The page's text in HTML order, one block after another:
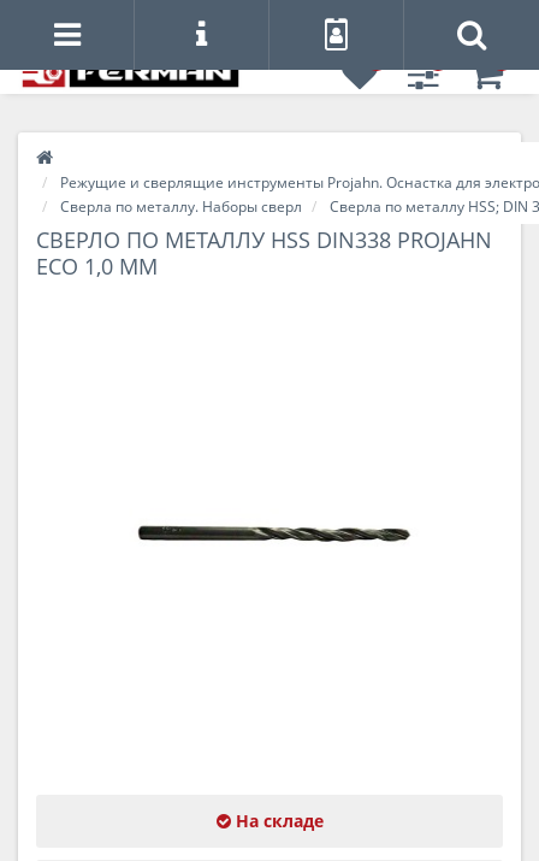
Режущие и сверлящие инструменты Projahn. Оснастка для
Сверла по металлу. Наборы сверл
Сверла по металлу HSS; DIN
СВЕРЛО ПО МЕТАЛЛУ HSS DIN338 PROJAHN
ECO 1,0 ММ
На складе